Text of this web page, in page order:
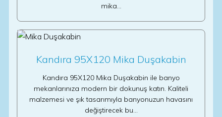
mika…
Kandıra 95X120 Mika Duşakabin
Kandıra 95X120 Mika Duşakabin ile banyo
mekanlarınıza modern bir dokunuş katın. Kaliteli
malzemesi ve şık tasarımıyla banyonuzun havasını
değiştirecek bu…